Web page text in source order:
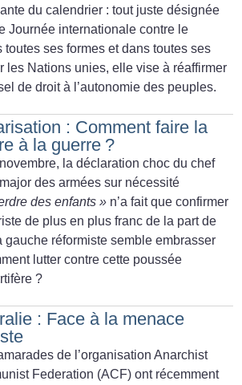
du calendrier : tout juste désignée
Journée internationale contre le
ses formes et dans toutes ses
les Nations unies, elle vise à réaffirmer
de droit à l’autonomie des peuples.
: Comment faire la
à la guerre ?
la déclaration choc du chef
major des armées sur nécessité
des enfants » n’a fait que confirmer
de plus en plus franc de la part de
gauche réformiste semble embrasser
lutter contre cette poussée
?
: Face à la menace
de l’organisation Anarchist
Federation (ACF) ont récemment